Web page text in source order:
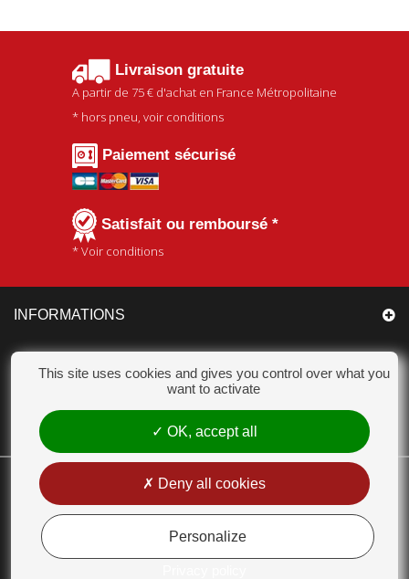
Livraison gratuite
A partir de 75 € d'achat en France Métropolitaine
* hors pneu, voir conditions
Paiement sécurisé
Satisfait ou remboursé *
* Voir conditions
INFORMATIONS
CATÉGORIES
MON COMPTE
CHAMPION ACCESSOIRES
18 Chemin des Bas Jardins 51530 DIZY - Tél. : 03 26 55 99 63 - E-mail :
contact@champion-accessoires.com
MENTIONS LÉGALES
This site uses cookies and gives you control over what you
want to activate
OK, accept all
Deny all cookies
Personalize